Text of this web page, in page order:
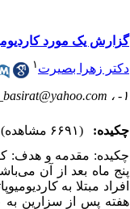
گزارش یک مورد
دکتر زهرا بصیرت ۱
۱- ،
چکیده:
(۶۶۹۱ مشاهده)
چکیده: مقدمه و هدف:
پنج ماه بعد از آن
هفته پس از سزارین